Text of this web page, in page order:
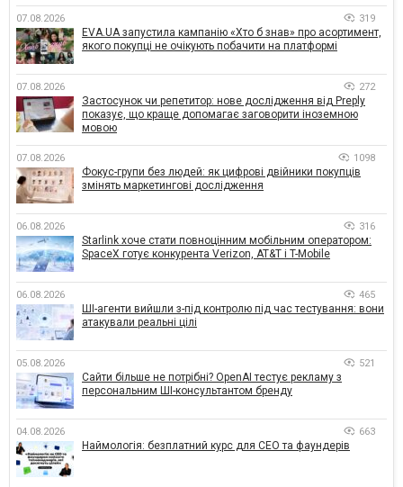
07.08.2026 319
EVA.UA запустила кампанію «Хто б знав» про асортимент,
якого покупці не очікують побачити на платформі
07.08.2026 272
Застосунок чи репетитор: нове дослідження від Preply
показує, що краще допомагає заговорити іноземною
мовою
07.08.2026 1098
Фокус-групи без людей: як цифрові двійники покупців
змінять маркетингові дослідження
06.08.2026 316
Starlink хоче стати повноцінним мобільним оператором:
SpaceX готує конкурента Verizon, AT&T і T-Mobile
06.08.2026 465
ШІ-агенти вийшли з-під контролю під час тестування: вони
атакували реальні цілі
05.08.2026 521
Сайти більше не потрібні? OpenAI тестує рекламу з
персональним ШІ-консультантом бренду
04.08.2026 663
Наймологія: безплатний курс для CEO та фаундерів